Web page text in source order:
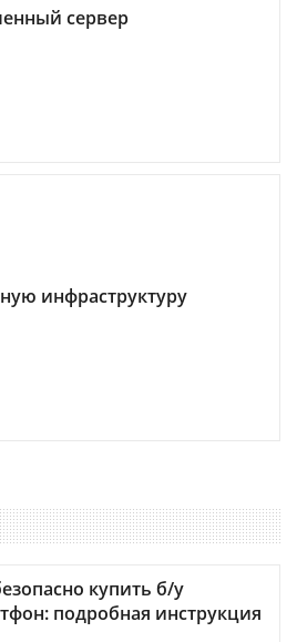
сервер
инфраструктуру
купить б/у
подробная инструкция